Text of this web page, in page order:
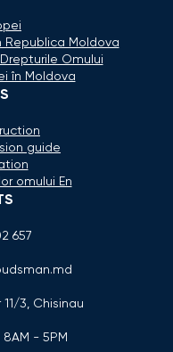
Republica Moldova
Omului
în Moldova
guide
omului En
657
3, Chisinau
- 5PM